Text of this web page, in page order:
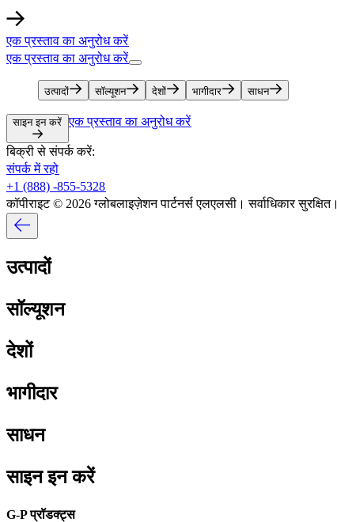
एक प्रस्ताव का अनुरोध करें​​
एक प्रस्ताव का अनुरोध करें​​
उत्पादों​​ सॉल्यूशन​​ देशों​​ भागीदार​​ साधन​​
साइन इन करें​​ एक प्रस्ताव का अनुरोध करें​​
बिक्री से संपर्क करें:​​
संपर्क में रहो​​
+1 (888) -855-5328​​
कॉपीराइट © 2026 ग्लोबलाइज़ेशन पार्टनर्स एलएलसी। सर्वाधिकार सुरक्षित।​​
उत्पादों​​
सॉल्यूशन​​
देशों​​
भागीदार​​
साधन​​
साइन इन करें​​
G-P प्रॉडक्ट्स​​